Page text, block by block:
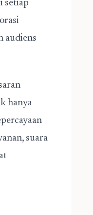
setiap
audiens
hanya
suara